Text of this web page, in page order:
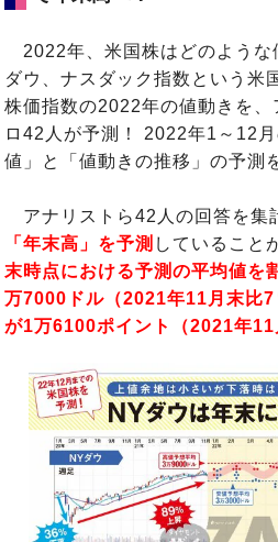
2022年、米国株はどのような
ダウ、ナスダック指数という米
株価指数の2022年の値動きを
ロ42人が予測！ 2022年1～12
値」と「値動きの推移」の予測
アナリストら42人の回答を集
「年末高」を予測 していること
末時点における予測の平均値を
万7000ドル（2021年11月末比
が1万6100ポイント（2021年11